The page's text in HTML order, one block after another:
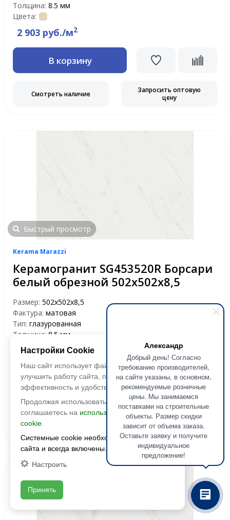
Александр
Добрый день! Согласно
требованию производителей,
на сайте указаны, в основном,
рекомендуемые розничные
цены. Мы занимаемся
поставками на строительные
объекты. Размер скидки
зависит от объема заказа.
Оставьте заявку и получите
индивидуальное
предложение!
Толщина: 8.5 мм
Цвета:
2 903 руб./м2
В корзину
Смотреть наличие
Запросить оптовую
цену
Быстрый просмотр
Kerama Marazzi
Керамогранит SG453520R Борсари
белый обрезной 502х502х8,5
Размер: 502х502х8,5
Фактура: матовая
Тип: глазурованная
Толщина: 8.5 мм
Цвета:
2 291 руб./м
В корзину
Смотреть наличие
Запросить оптовую
цену
Настройки Cookie
Наш сайт использует файлы cookie, чтобы
улучшить работу сайта, повысить его
эффективность и удобство.
Продолжая использовать сайт, вы
соглашаетесь на использование файлов
cookie.
Системные cookie необходимы для работы
сайта и всегда включены.
Настроить
Принять